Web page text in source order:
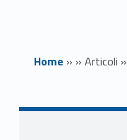
Home » » Articoli »